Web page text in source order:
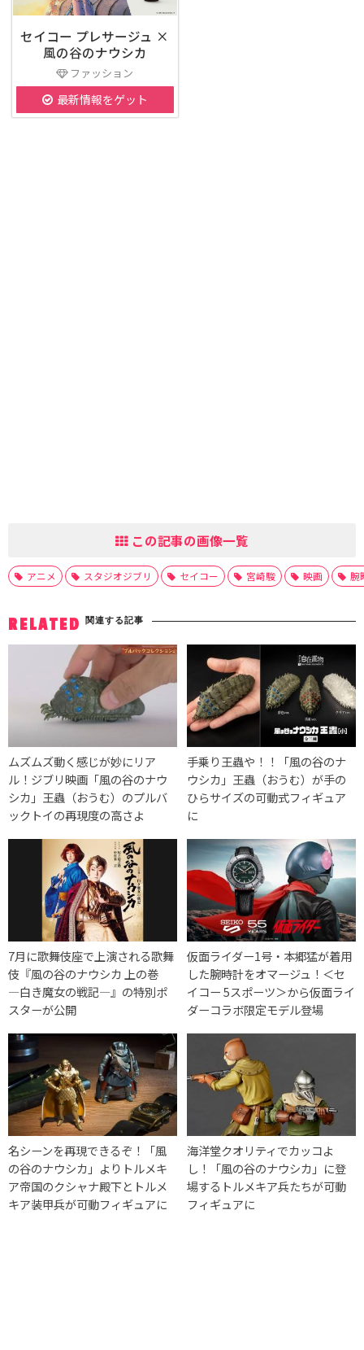
セイコー プレサージュ ×
風の谷のナウシカ
ファッション
最新情報をゲット
この記事の画像一覧
アニメ スタジオジブリ セイコー 宮崎駿 映画 腕
RELATED 関連する記事
ムズムズ動く感じが妙にリア
ル！ジブリ映画「風の谷のナウ
シカ」王蟲（おうむ）のプルバ
ックトイの再現度の高さよ
手乗り王蟲や！！「風の谷のナ
ウシカ」王蟲（おうむ）が手の
ひらサイズの可動式フィギュア
に
7月に歌舞伎座で上演される歌舞
伎『風の谷のナウシカ 上の巻
―白き魔女の戦記―』の特別ポ
スターが公開
仮面ライダー1号・本郷猛が着用
した腕時計をオマージュ！＜セ
イコー 5スポーツ＞から仮面ライ
ダーコラボ限定モデル登場
名シーンを再現できるぞ！「風
の谷のナウシカ」よりトルメキ
ア帝国のクシャナ殿下とトルメ
キア装甲兵が可動フィギュアに
海洋堂クオリティでカッコよ
し！「風の谷のナウシカ」に登
場するトルメキア兵たちが可動
フィギュアに